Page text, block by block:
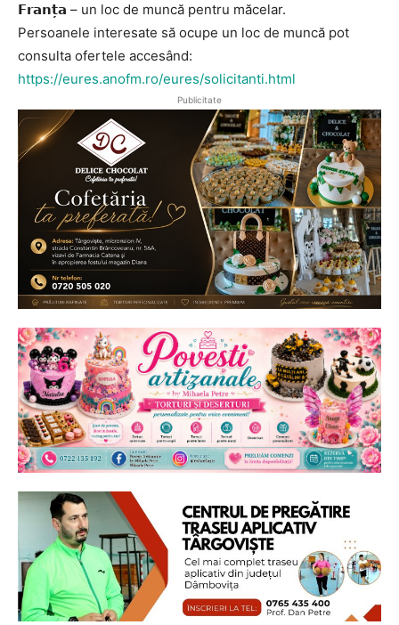
𝗙𝗿𝗮𝗻𝘁̦𝗮 – un loc de muncă pentru măcelar.
Persoanele interesate să ocupe un loc de muncă pot
consulta ofertele accesând:
https://eures.anofm.ro/eures/solicitanti.html
Publicitate